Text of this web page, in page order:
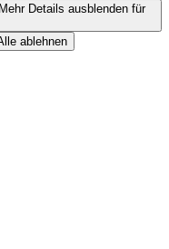
Mehr Details ausblenden für
ablehnen